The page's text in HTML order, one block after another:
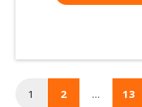
1 2 … 13